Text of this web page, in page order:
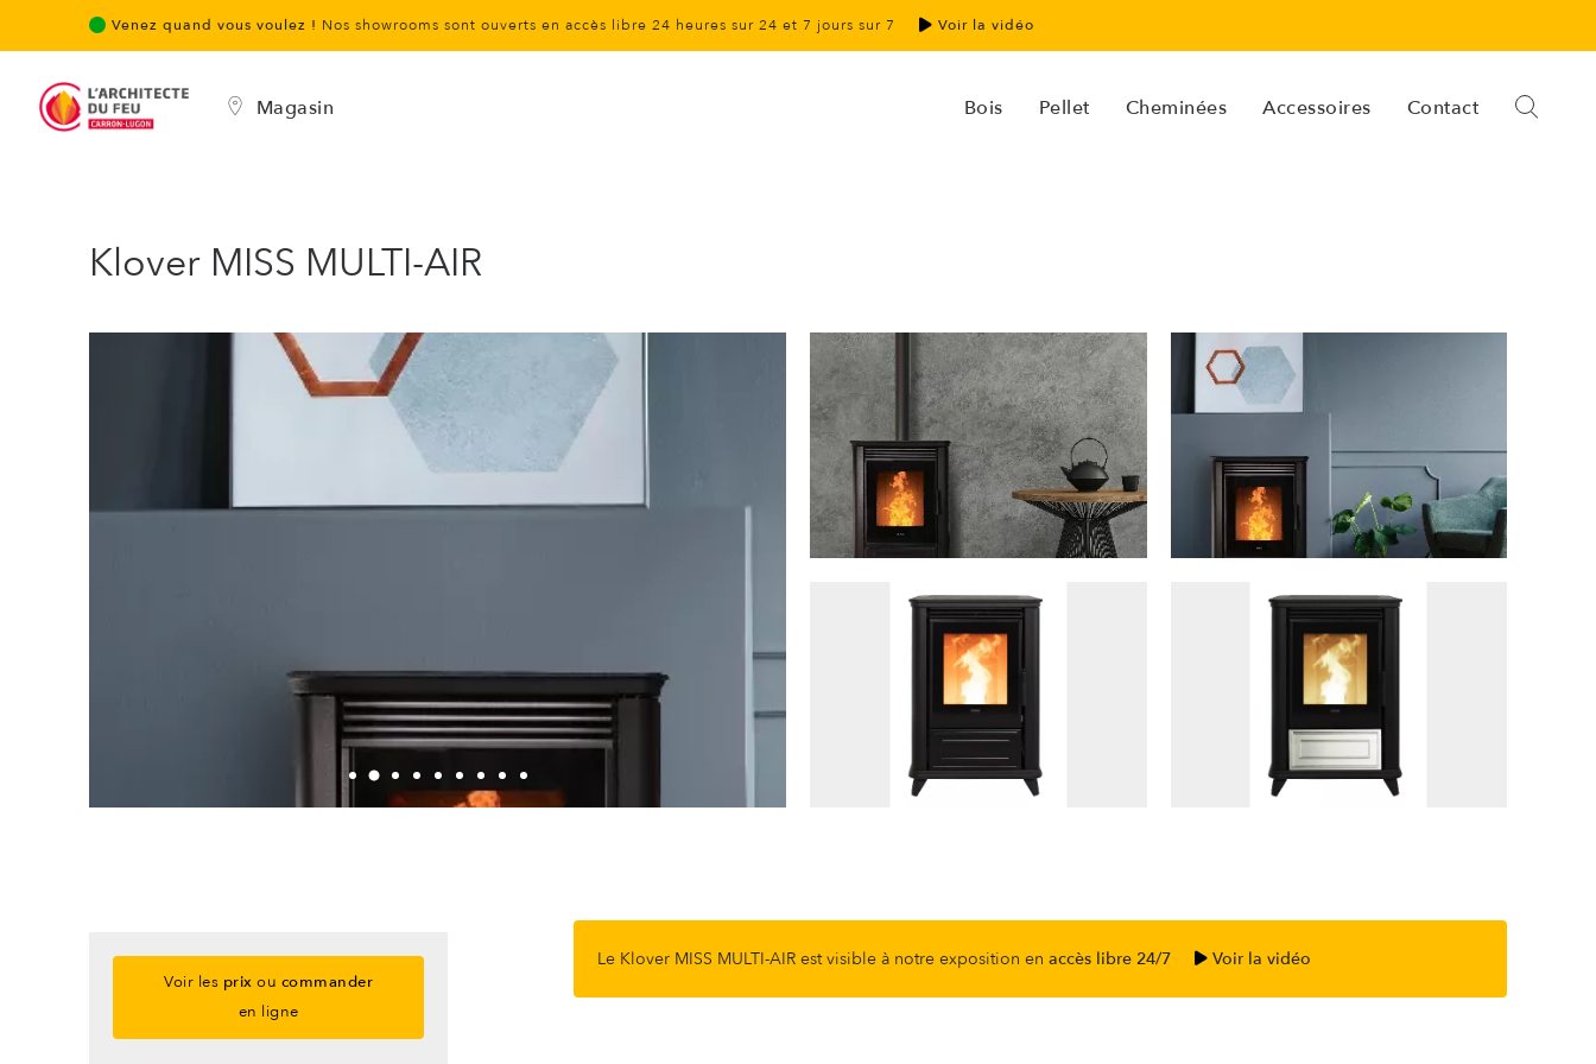
Venez quand vous voulez ! Nos showrooms sont ouverts en accès libre 24 heures sur 24 et 7 jours sur 7 Voir la vidéo
Magasin Bois Pellet Cheminées Accessoires Contact
Klover MISS MULTI-AIR
Voir les prix ou commander
en ligne
Le Klover MISS MULTI-AIR est visible à notre exposition en accès libre 24/7 Voir la vidéo